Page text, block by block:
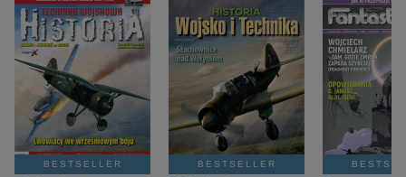
BESTSELLER BESTSELLER